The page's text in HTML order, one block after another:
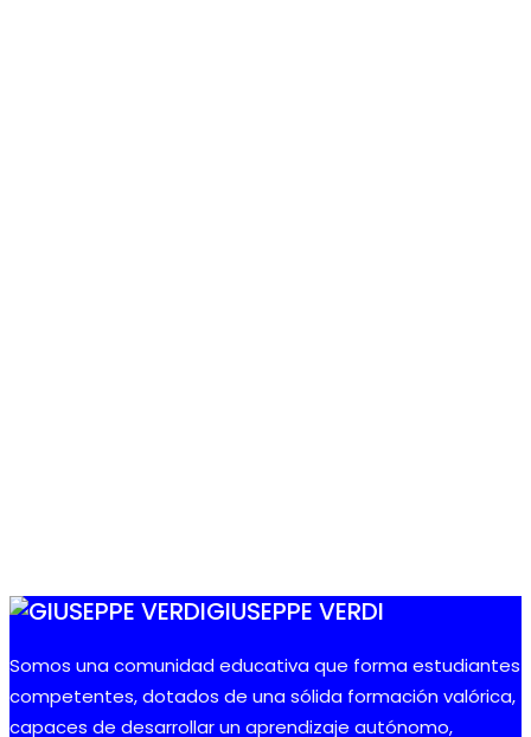
GIUSEPPE VERDI
Somos una comunidad educativa que forma estudiantes
competentes, dotados de una sólida formación valórica,
capaces de desarrollar un aprendizaje autónomo,